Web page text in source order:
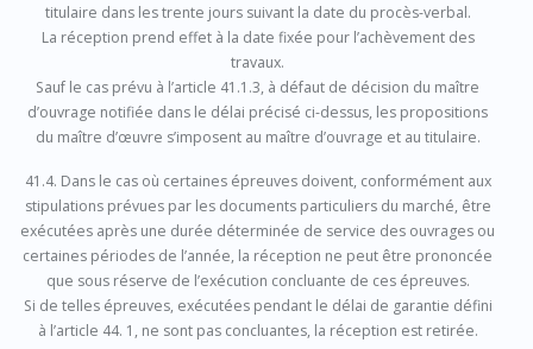
titulaire dans les trente jours suivant la date du procès-verbal.
La réception prend effet à la date fixée pour l’achèvement des
travaux.
Sauf le cas prévu à l’article 41.1.3, à défaut de décision du maître
d’ouvrage notifiée dans le délai précisé ci-dessus, les propositions
du maître d’œuvre s’imposent au maître d’ouvrage et au titulaire.
41.4. Dans le cas où certaines épreuves doivent, conformément aux
stipulations prévues par les documents particuliers du marché, être
exécutées après une durée déterminée de service des ouvrages ou
certaines périodes de l’année, la réception ne peut être prononcée
que sous réserve de l’exécution concluante de ces épreuves.
Si de telles épreuves, exécutées pendant le délai de garantie défini
à l’article 44. 1, ne sont pas concluantes, la réception est retirée.